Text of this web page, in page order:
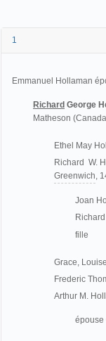
1
Emmanuel Hollaman
Richard George
Matheson
Ethel May
Richard W.
Greenwich,
Joan
fille
Grace,
Frederic
Arthur M.
épouse